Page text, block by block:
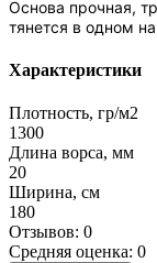
Основа прочная,
тянется в одном
Характеристики
Плотность, гр/м2
1300
Длина ворса, мм
20
Ширина, см
180
Отзывов: 0
Средняя оценка: 0